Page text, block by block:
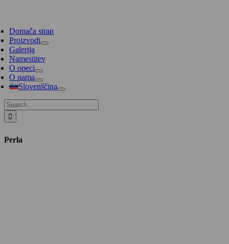
Domača stran
Proizvodi
Galerija
Namestitev
O opeci
O nama
Slovenščina
Search
for:
Perla